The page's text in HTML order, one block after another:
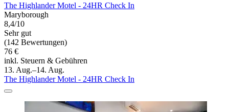
The Highlander Motel - 24HR Check In
Maryborough
8,4/10
Sehr gut
(142 Bewertungen)
76 €
inkl. Steuern & Gebühren
13. Aug.–14. Aug.
The Highlander Motel - 24HR Check In